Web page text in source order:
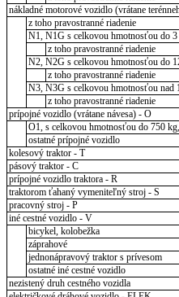
nákladné motorové vozidlo (vrátane
z toho pravostranné riadenie
N1, N1G s celkovou hmotnosťou do
z toho pravostranné riadenie
N2, N2G s celkovou hmotnosťou do
z toho pravostranné riadenie
N3, N3G s celkovou hmotnosťou nad
z toho pravostranné riadenie
prípojné vozidlo (vrátane návesa) - O
O1, s celkovou hmotnosťou do 750 kg,
ostatné prípojné vozidlo
kolesový traktor - T
pásový traktor - C
prípojné vozidlo traktora - R
traktorom ťahaný vymeniteľný stroj - S
pracovný stroj - P
iné cestné vozidlo - V
bicykel, kolobežka
záprahové
jednonápravový traktor s prívesom
ostatné iné cestné vozidlo
nezistený druh cestného vozidla